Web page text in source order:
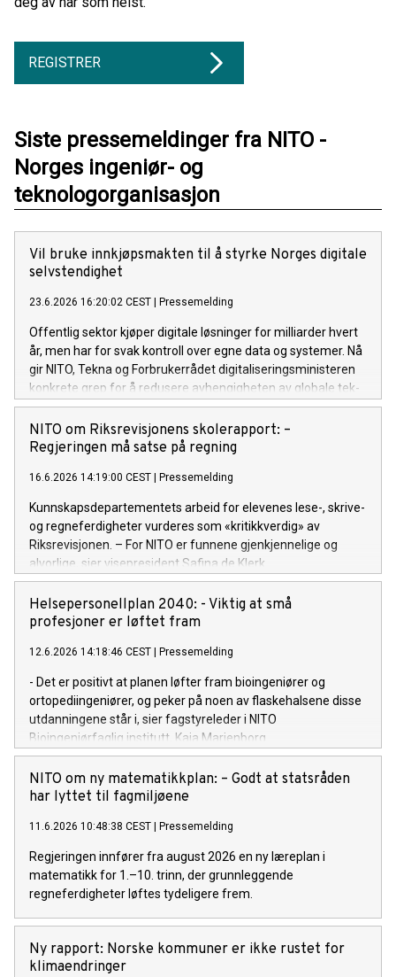
REGISTRER
Siste pressemeldinger fra NITO -
Norges ingeniør- og
teknologorganisasjon
Vil bruke innkjøpsmakten til å styrke Norges digitale
selvstendighet
23.6.2026 16:20:02 CEST Pressemelding
Offentlig sektor kjøper digitale løsninger for milliarder hvert
år, men har for svak kontroll over egne data og systemer. Nå
gir NITO, Tekna og Forbrukerrådet digitaliseringsministeren
konkrete grep for å redusere avhengigheten av globale tek-
giganter.
NITO om Riksrevisjonens skolerapport: –
Regjeringen må satse på regning
16.6.2026 14:19:00 CEST Pressemelding
Kunnskapsdepartementets arbeid for elevenes lese-, skrive-
og regneferdigheter vurderes som «kritikkverdig» av
Riksrevisjonen. – For NITO er funnene gjenkjennelige og
alvorlige, sier visepresident Safina de Klerk.
Helsepersonellplan 2040: - Viktig at små
profesjoner er løftet fram
12.6.2026 14:18:46 CEST Pressemelding
- Det er positivt at planen løfter fram bioingeniører og
ortopediingeniører, og peker på noen av flaskehalsene disse
utdanningene står i, sier fagstyreleder i NITO
Bioingeniørfaglig institutt, Kaja Marienborg.
NITO om ny matematikkplan: – Godt at statsråden
har lyttet til fagmiljøene
11.6.2026 10:48:38 CEST Pressemelding
Regjeringen innfører fra august 2026 en ny læreplan i
matematikk for 1.–10. trinn, der grunnleggende
regneferdigheter løftes tydeligere frem.
Ny rapport: Norske kommuner er ikke rustet for
klimaendringer